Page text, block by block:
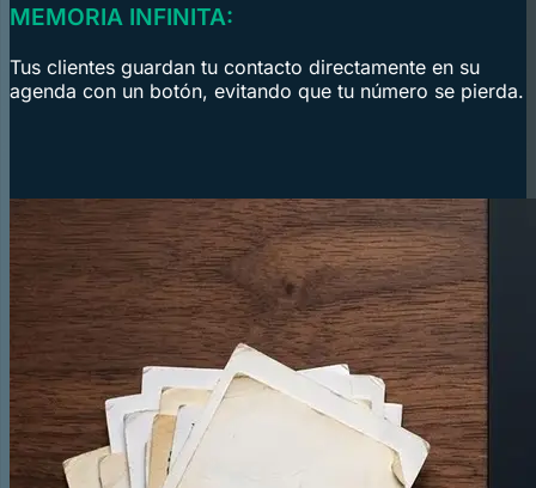
MEMORIA INFINITA:
Tus clientes guardan tu contacto directamente en su
agenda con un botón, evitando que tu número se pierda.